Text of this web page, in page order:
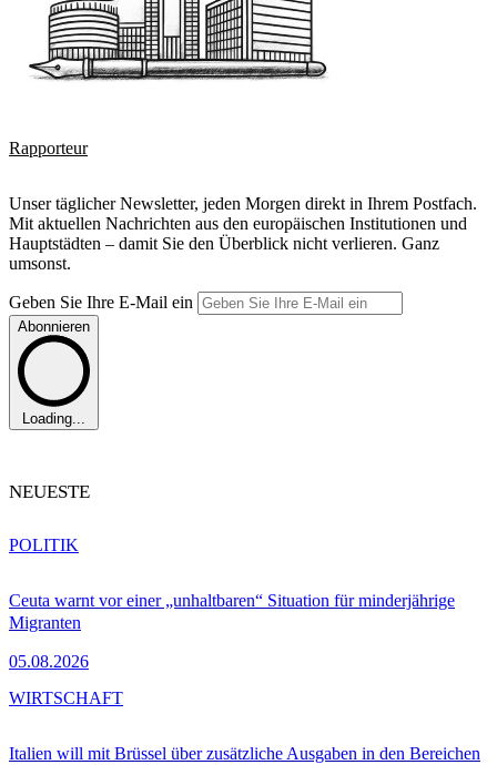
Rapporteur
Unser täglicher Newsletter, jeden Morgen direkt in Ihrem Postfach.
Mit aktuellen Nachrichten aus den europäischen Institutionen und
Hauptstädten – damit Sie den Überblick nicht verlieren. Ganz
umsonst.
Geben Sie Ihre E-Mail ein
Abonnieren
Loading...
NEUESTE
Ceuta warnt vor einer „unhaltbaren“ Situation für minderjährige
Migranten
05.08.2026
POLITIK
Italien will mit Brüssel über zusätzliche Ausgaben in den Bereichen
WIRTSCHAFT